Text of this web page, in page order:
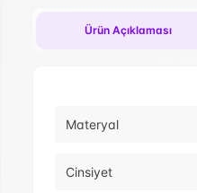
Ürün Açıklaması
Materyal
Cinsiyet